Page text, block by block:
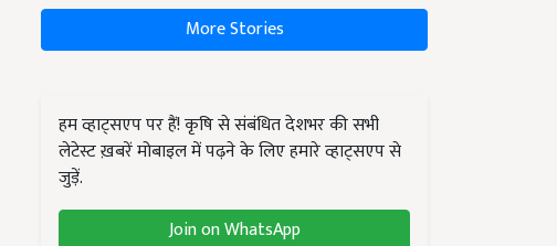
More Stories
हम व्हाट्सएप पर हैं! कृषि से संबंधित देशभर की सभी
लेटेस्ट ख़बरें मोबाइल में पढ़ने के लिए हमारे व्हाट्सएप से
जुड़ें.
Join on WhatsApp